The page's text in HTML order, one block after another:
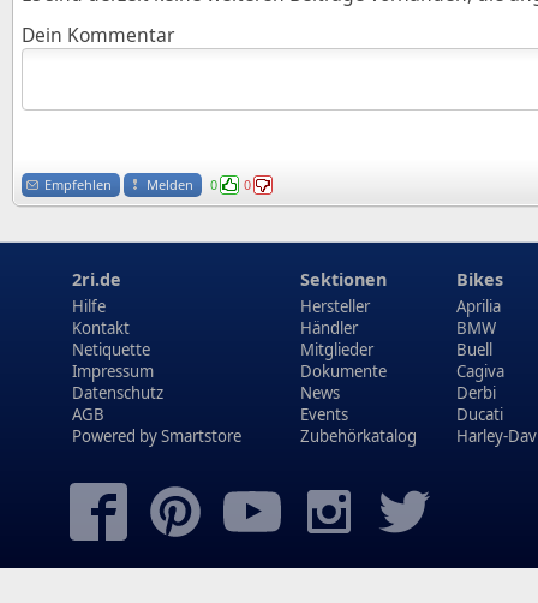
Dein Kommentar
Empfehlen Melden 0 0
2ri.de
Hilfe
Kontakt
Netiquette
Impressum
Datenschutz
AGB
Powered bySmartstore
Sektionen
Hersteller
Händler
Mitglieder
Dokumente
News
Events
Zubehörkatalog
Bikes
Aprilia
BMW
Buell
Cagiva
Derbi
Ducati
Harley-